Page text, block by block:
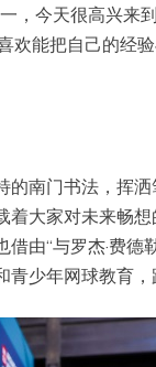
今天很高兴来
欢能把自己的经
南门书法，挥
大家对未来畅
由“与罗杰·费德
少年网球教育，